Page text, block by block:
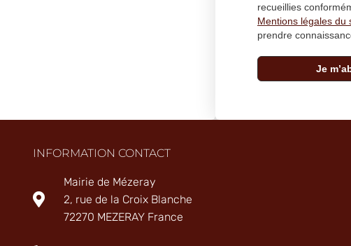
recueillies
Mentions légales du
prendre
INFORMATION CONTACT
Mairie de Mézeray
2, rue de la Croix Blanche
72270 MEZERAY France